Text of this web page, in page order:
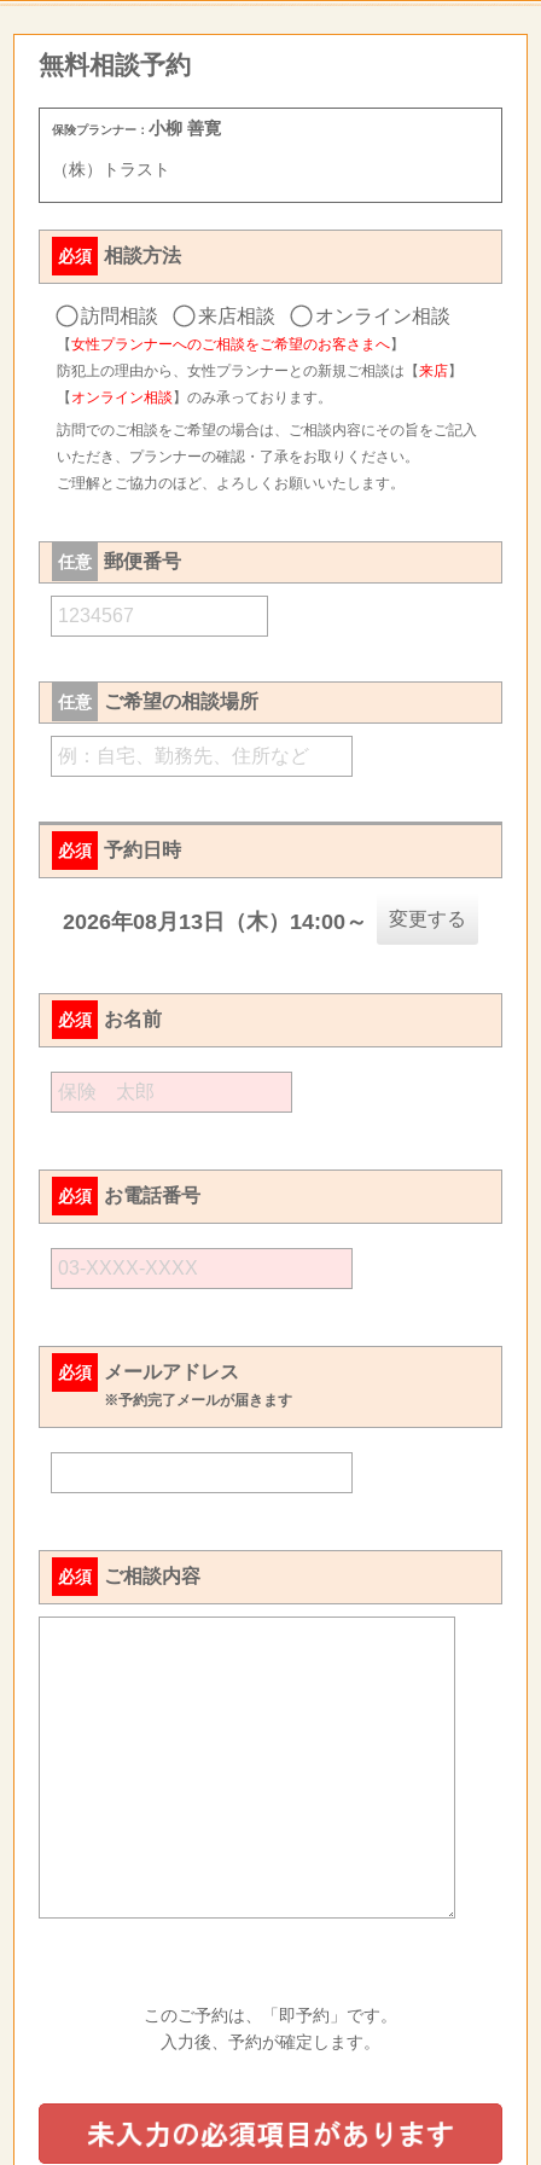
無料相談予約
保険プランナー：小柳 善寛
（株）トラスト
必須 相談方法
訪問相談 来店相談 オンライン相談
【女性プランナーへのご相談をご希望のお客さまへ】
防犯上の理由から、女性プランナーとの新規ご相談は【来店】
【 オンライン相談 】のみ承っております。
訪問でのご相談をご希望の場合は、ご相談内容にその旨をご記入
いただき、プランナーの確認・了承をお取りください。
ご理解とご協力のほど、よろしくお願いいたします。
任意 郵便番号
任意 ご希望の相談場所
必須 予約日時
2026年08月13日（木）14:00～ 変更する
必須 お名前
必須 お電話番号
必須 メールアドレス
※予約完了メールが届きます
必須 ご相談内容
このご予約は、「即予約」です。
入力後、予約が確定します。